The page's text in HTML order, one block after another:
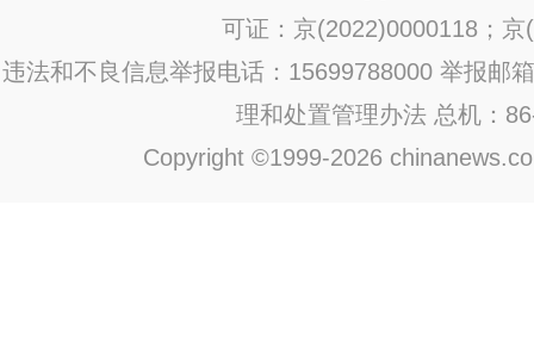
可证：京(2022)0000118；京
违法和不良信息举报电话：15699788000 举报邮
理和处置管理办法 总机：
Copyright ©1999-2026